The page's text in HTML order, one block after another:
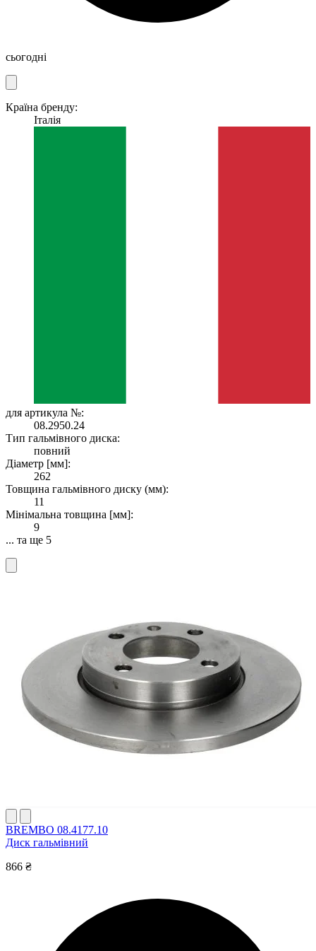
сьогодні
Країна бренду:
Італія
для артикула №:
08.2950.24
Тип гальмівного диска:
повний
Діаметр [мм]:
262
Товщина гальмівного диску (мм):
11
Мінімальна товщина [мм]:
9
... та ще 5
BREMBO 08.4177.10
Диск гальмівний
866 ₴